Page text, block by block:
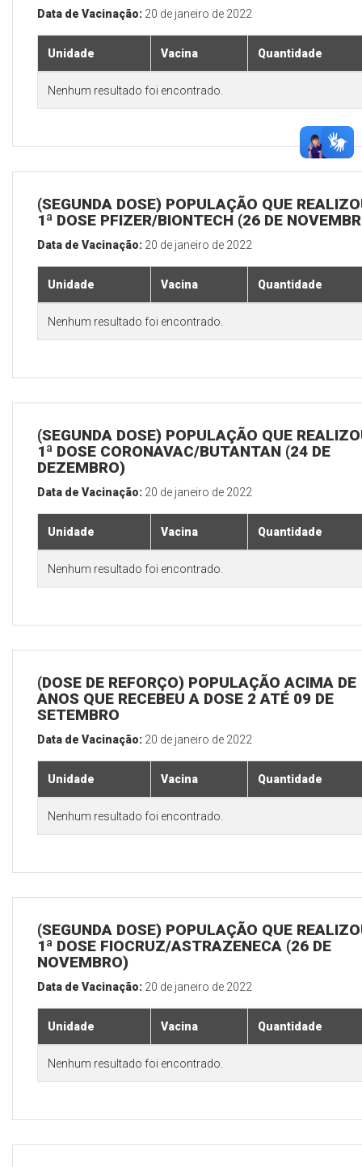
Data de Vacinação: 20 de janeiro de 2022
Unidade Vacina Quantidade
Nenhum resultado foi encontrado.
(SEGUNDA DOSE) POPULAÇÃO QUE
1ª DOSE PFIZER/BIONTECH (26 DE
Data de Vacinação: 20 de janeiro de 2022
Unidade Vacina Quantidade
Nenhum resultado foi encontrado.
(SEGUNDA DOSE) POPULAÇÃO QUE
1ª DOSE CORONAVAC/BUTANTAN (24 DE
DEZEMBRO)
Data de Vacinação: 20 de janeiro de 2022
Unidade Vacina Quantidade
Nenhum resultado foi encontrado.
(DOSE DE REFORÇO) POPULAÇÃO ACIMA DE
ANOS QUE RECEBEU A DOSE 2 ATÉ 09 DE
SETEMBRO
Data de Vacinação: 20 de janeiro de 2022
Unidade Vacina Quantidade
Nenhum resultado foi encontrado.
(SEGUNDA DOSE) POPULAÇÃO QUE
1ª DOSE FIOCRUZ/ASTRAZENECA (26 DE
NOVEMBRO)
Data de Vacinação: 20 de janeiro de 2022
Unidade Vacina Quantidade
Nenhum resultado foi encontrado.